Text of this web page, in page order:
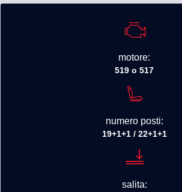
motore:
519 o 517
numero posti:
19+1+1 / 22+1+1
salita: